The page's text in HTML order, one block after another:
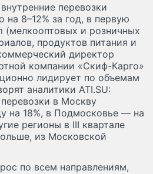
перевозки
на 8–12% за год, в первую
(мелкооптовых и розничных
продуктов питания и
директор
компании «Скиф-Карго»
лидирует по объемам
аналитики ATI.SU:
в Москву
на 18%, в Подмосковье — на
регионы в III квартале
из Московской
по всем направлениям,